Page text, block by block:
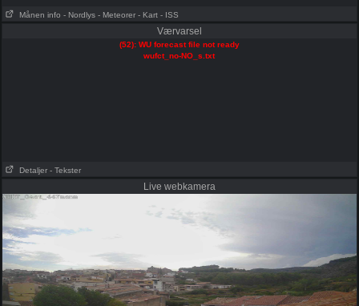
Månen info - Nordlys - Meteorer - Kart - ISS
Værvarsel
(52): WU forecast file not ready
wufct_no-NO_s.txt
Detaljer - Tekster
Live webkamera